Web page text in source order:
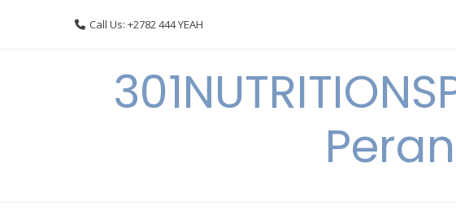
Call Us: +2782 444 YEAH